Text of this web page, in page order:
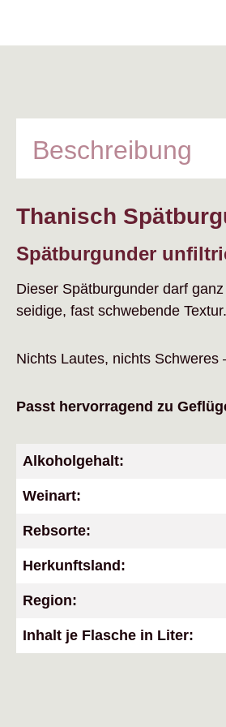
Beschreibung
Thanisch
Spätburgunder
Dieser Spätburgunder darf
seidige, fast schwebende Textur.
Nichts Lautes, nichts
Passt hervorragend zu
Alkoholgehalt:
Weinart:
Rebsorte:
Herkunftsland:
Region:
Inhalt je Flasche in Liter: